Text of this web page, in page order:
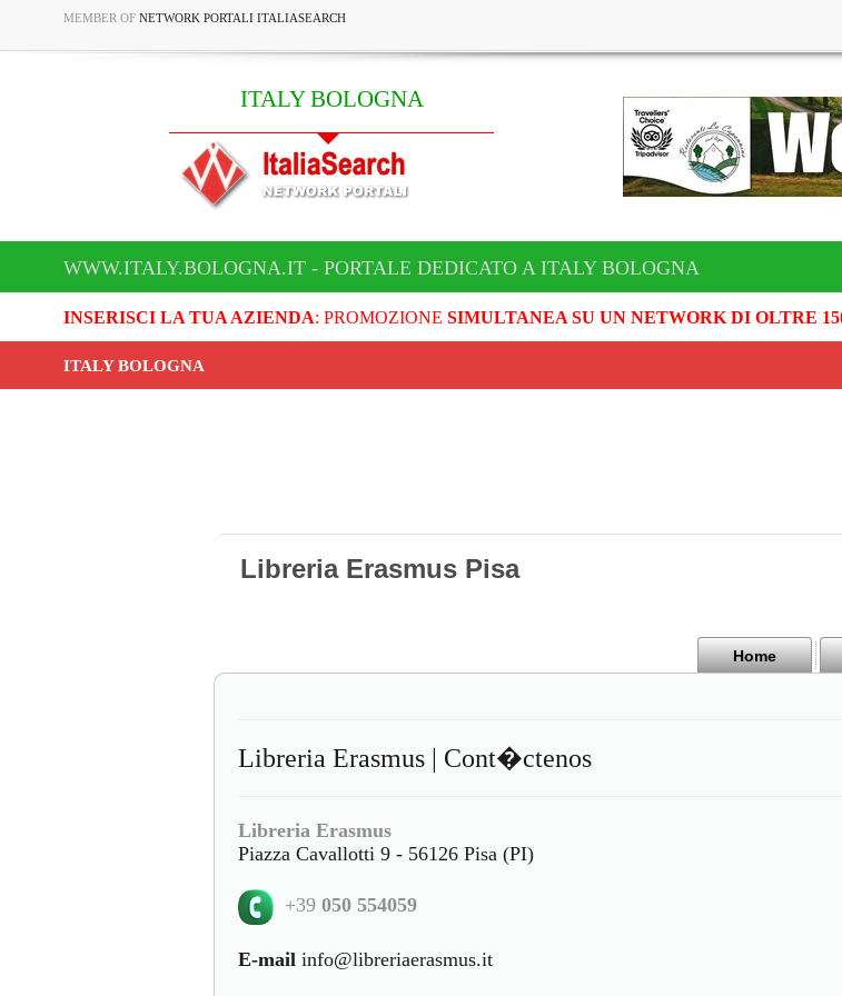
MEMBER OF NETWORK PORTALI ITALIASEARCH
ITALY BOLOGNA
WWW.ITALY.BOLOGNA.IT - PORTALE DEDICATO A ITALY BOLOGNA
INSERISCI LA TUA AZIENDA: PROMOZIONE SIMULTANEA SU UN NETWORK DI OLTRE
ITALY BOLOGNA
Libreria Erasmus Pisa
Home
Libreria Erasmus | Cont�ctenos
Libreria Erasmus
Piazza Cavallotti 9 - 56126 Pisa (PI)
+39 050 554059
E-mail info@libreriaerasmus.it